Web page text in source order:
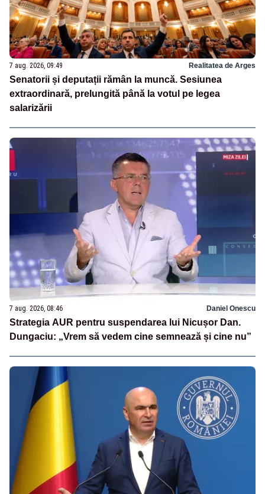
7 aug. 2026, 09:49 Realitatea de Arges
Senatorii și deputații rămân la muncă. Sesiunea
extraordinară, prelungită până la votul pe legea
salarizării
7 aug. 2026, 08:46 Daniel Onescu
Strategia AUR pentru suspendarea lui Nicușor Dan.
Dungaciu: „Vrem să vedem cine semnează și cine nu”